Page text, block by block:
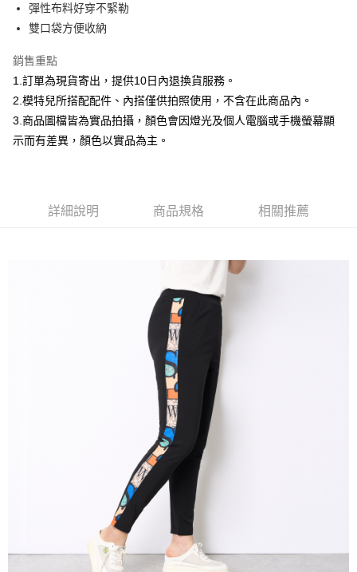
國泰世華商業銀行
臺灣中小企業銀行
聯邦商業銀行
元大商業銀行
永豐商業銀行
台新國際商業銀行
中國信託商業銀行
台灣樂天信用卡公司
Apple Pay
悠遊付
Google Pay
大哥付你分期
2.付款方式選擇「大哥付你分期」，訂單成立後會自動跳轉到大哥付的交易
流程，驗證手機門號後，選擇欲分期的期數、繳款截止日，確認付款後即完
4.訂單成立30分鐘內，如未前往確認交易或遇審核未通過，訂單將自動取
消。如遇「轉專審核」未通過狀況，表示未達大哥付你分期系統評分，恕無
1.分期款項不併入電信帳單，「大哥付你分期」於每月結算日後寄送繳費提
2.透過簡訊連結打開帳單後，可選擇「超商條碼／台灣大直營門市／銀行轉
帳／街口支付／iPASS MONEY」等通路繳費。
1.本服務係由「台灣大哥大股份有限公司」（以下簡稱本公司）所提供，讓
用戶於交易時，得透過本服務購買商品或服務，並由商店將買賣／分期付款
買賣價金債權讓與本公司後，依約使用本公司帳單繳交帳款。
2.基於同意付款使用「大哥付你分期」之契約關係目的，商店將以您的個人
資料（包含姓名、電話或地址）提供予台灣大哥大進項蒐集、處理及利用，
由本公司與您本人進行分期帳單所需資料之確認、核對及更正。
3.完整用戶服務條款，請詳閱以下連結：
https://oppay.tw/userRule
相關說明
１．簡單：不需註冊會員、不需綁卡、不需儲值。
２．便利：只要手機號碼，簡訊認證，即可結帳。
３．安心：先確認商品／服務後，再付款。
【「AFTEE先享後付」結帳流程】
１．於結帳方式選擇「AFTEE先享後付」後，將跳轉至「AFTEE先享後付」
結帳頁面，進行簡訊認證並確認金額後，即可完成結帳。
２．訂單成立數日內，您將收到繳費通知簡訊。
３．收到繳費通知簡訊後14天內，點擊此簡訊中的連結，可透過四大超商／
ATM／網路銀行／等多元方式進行付款，方視為交易完成。
※ 請注意：結帳手續完成當下不需立刻繳費，但若您需要取消訂單，請聯絡
購買商品的店家。未經商家同意取消之訂單仍視為有效，需透過AFTEE先享
※ 交易是否成功請以「AFTEE先享後付 」之結帳頁面顯示為準，若有關於
是否繳費成功／繳費後需取消欲退款等相關疑問，請聯繫「AFTEE先享後付
https://netprotections.freshdesk.com/support/home
１．透過由恩沛科技股份有限公司提供之「AFTEE先享後付」服務完成之交
易，需依本服務之必要範圍內提供個人資料，並將交易相關給付款項請求債
權轉讓予恩沛科技股份有限公司。
２．關於個人資料處理事宜，請瀏覽以下網址：
每筆NT$120，滿NT$2,000(含以上)免運費
每筆NT$120，滿NT$2,000(含以上)免運費
每筆NT$120，滿NT$2,000(含以上)免運費
彈性布料好穿不緊勒
雙口袋方便收納
銷售重點
1.訂單為現貨寄出，提供10日內退換貨服務。
2.模特兒所搭配配件、內搭僅供拍照使用，不含在此商品內。
3.商品圖檔皆為實品拍攝，顏色會因燈光及個人電腦或手機螢幕顯
示而有差異，顏色以實品為主。
詳細說明 商品規格 相關推薦